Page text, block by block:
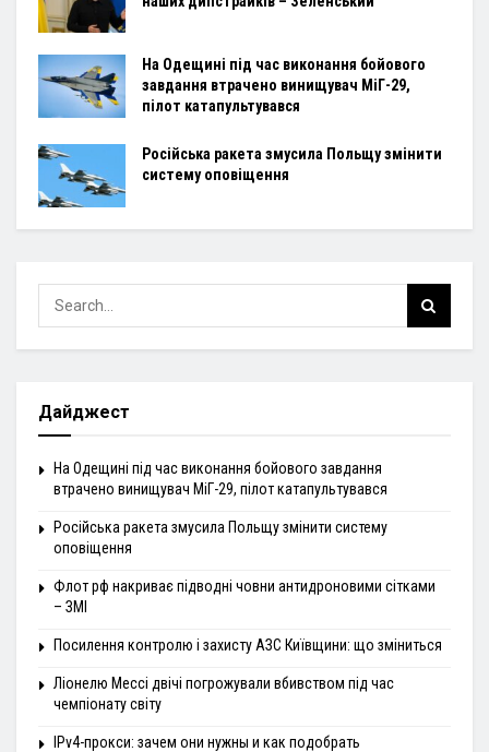
На Одещині під час виконання бойового
завдання втрачено винищувач МіГ-29,
пілот катапультувався
Російська ракета змусила Польщу змінити
систему оповіщення
Дайджест
На Одещині під час виконання бойового завдання
втрачено винищувач МіГ-29, пілот катапультувався
Російська ракета змусила Польщу змінити систему
оповіщення
Флот рф накриває підводні човни антидроновими сітками
– ЗМІ
Посилення контролю і захисту АЗС Київщини: що зміниться
Ліонелю Мессі двічі погрожували вбивством під час
чемпіонату світу
IPv4-прокси: зачем они нужны и как подобрать